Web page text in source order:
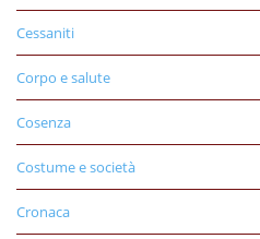
Cessaniti
Corpo e salute
Cosenza
Costume e società
Cronaca